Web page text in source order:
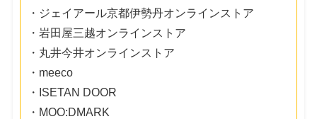
・ジェイアール京都伊勢丹オンラインストア
・岩田屋三越オンラインストア
・丸井今井オンラインストア
・meeco
・ISETAN DOOR
・MOO:DMARK